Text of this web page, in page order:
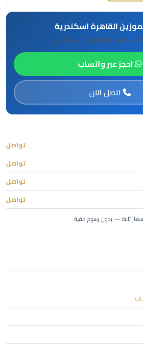
القاهرة اسكندرية
سائقون محترفون، تأكيد فوري
احجز عبر واتساب
اتصل الآن
تواصل
تواصل
تواصل
تواصل
ثابتة — بدون رسوم خفية